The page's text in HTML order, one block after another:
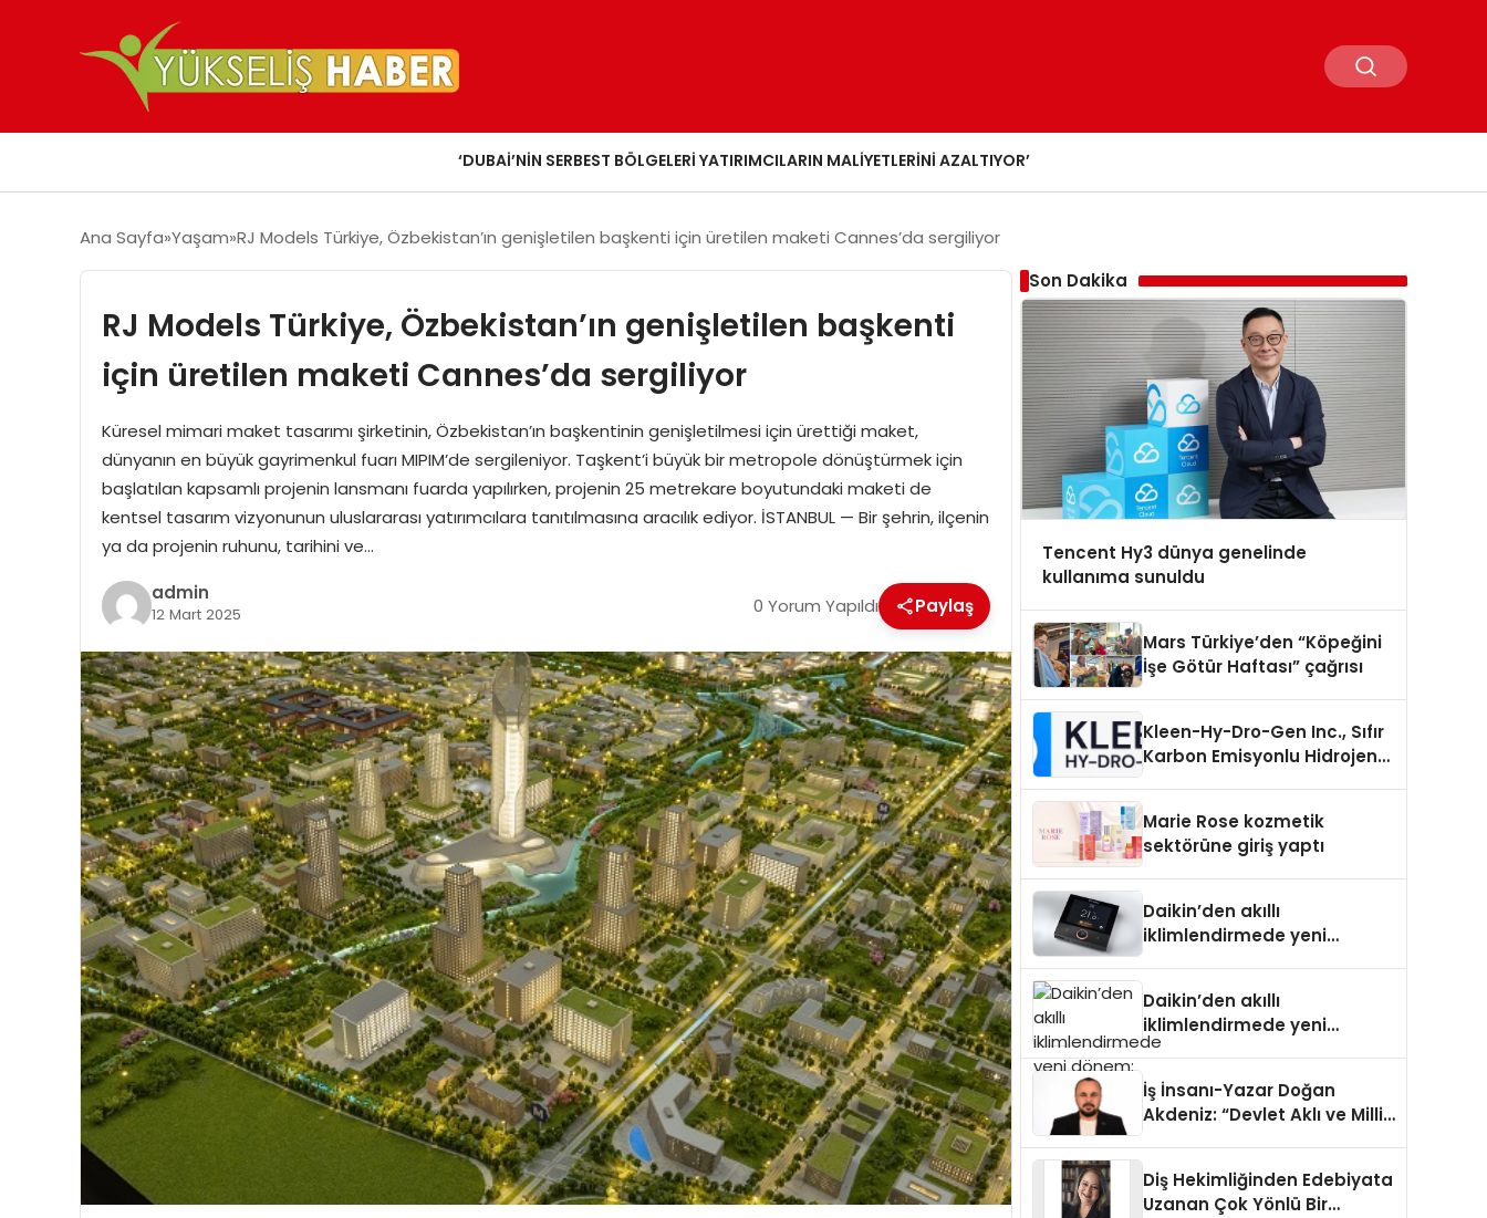
‘DUBAI’NIN SERBEST BÖLGELERI YATIRIMCILARIN MALIYETLERINI AZALTIYOR’
Ana Sayfa Yaşam RJ Models Türkiye, Özbekistan’ın genişletilen başkenti için üretilen maketi Cannes’da sergiliyor
RJ Models Türkiye, Özbekistan’ın genişletilen başkenti
için üretilen maketi Cannes’da sergiliyor
Küresel mimari maket tasarımı şirketinin, Özbekistan’ın başkentinin genişletilmesi için ürettiği maket,
dünyanın en büyük gayrimenkul fuarı MIPIM’de sergileniyor. Taşkent’i büyük bir metropole dönüştürmek için
başlatılan kapsamlı projenin lansmanı fuarda yapılırken, projenin 25 metrekare boyutundaki maketi de
kentsel tasarım vizyonunun uluslararası yatırımcılara tanıtılmasına aracılık ediyor. İSTANBUL — Bir şehrin, ilçenin
ya da projenin ruhunu, tarihini ve…
admin
12 Mart 2025 0 Yorum Yapıldı Paylaş
Son Dakika
Tencent Hy3 dünya genelinde
kullanıma sunuldu
Mars Türkiye’den “Köpeğini
İşe Götür Haftası” çağrısı
Kleen-Hy-Dro-Gen Inc., Sıfır
Karbon Emisyonlu Hidrojen
Aldı
Marie Rose kozmetik
sektörüne giriş yaptı
Daikin’den akıllı
iklimlendirmede yeni
Daikin’den akıllı
iklimlendirmede yeni
dönem: Madoka Plus
İş İnsanı-Yazar Doğan
Akdeniz: “Devlet Aklı ve Milli
Diş Hekimliğinden Edebiyata
Uzanan Çok Yönlü Bir